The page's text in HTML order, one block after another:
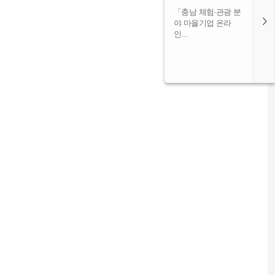
「충남 체험·관광 분
야 마을기업 온라
인…